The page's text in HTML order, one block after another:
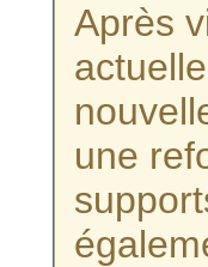
Après
une